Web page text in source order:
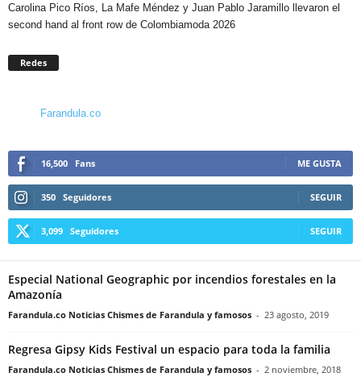
Carolina Pico Ríos, La Mafe Méndez y Juan Pablo Jaramillo llevaron el
second hand al front row de Colombiamoda 2026
Redes
Farandula.co
16,500 Fans ME GUSTA
350 Seguidores SEGUIR
3,099 Seguidores SEGUIR
Especial National Geographic por incendios forestales en la
Amazonía
Farandula.co Noticias Chismes de Farandula y famosos - 23 agosto, 2019
Regresa Gipsy Kids Festival un espacio para toda la familia
Farandula.co Noticias Chismes de Farandula y famosos - 2 noviembre, 2018